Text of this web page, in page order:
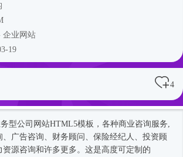
企业网站
19
4
型公司网站HTML5模板 ，各种商业咨询服务,
、广告咨询、财务顾问、保险经纪人、投资顾
资源咨询和许多更多。这是高度可定制的